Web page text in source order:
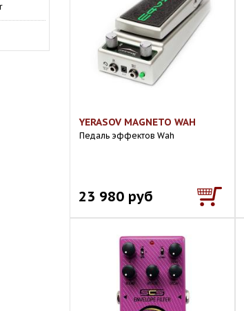
YERASOV MAGNETO WAH
Педаль эффектов Wah
23 980 руб